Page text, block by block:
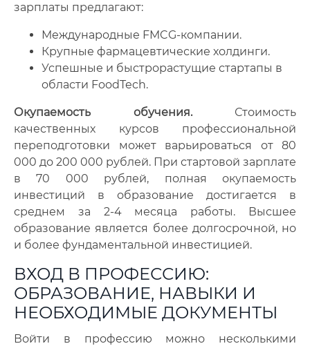
зарплаты предлагают:
Международные FMCG-компании.
Крупные фармацевтические холдинги.
Успешные и быстрорастущие стартапы в
области FoodTech.
Окупаемость обучения.Стоимость
качественных курсов профессиональной
переподготовки может варьироваться от 80
000 до 200 000 рублей. При стартовой зарплате
в 70 000 рублей, полная окупаемость
инвестиций в образование достигается в
среднем за 2-4 месяца работы. Высшее
образование является более долгосрочной, но
и более фундаментальной инвестицией.
ВХОД В ПРОФЕССИЮ:
ОБРАЗОВАНИЕ, НАВЫКИ И
НЕОБХОДИМЫЕ ДОКУМЕНТЫ
Войти в профессию можно несколькими